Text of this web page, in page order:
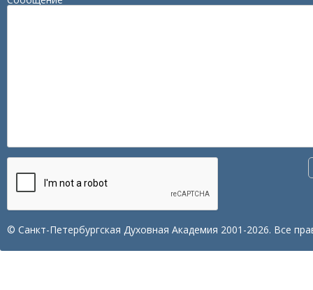
© Санкт-Петербургская Духовная Академия 2001-2026. Все